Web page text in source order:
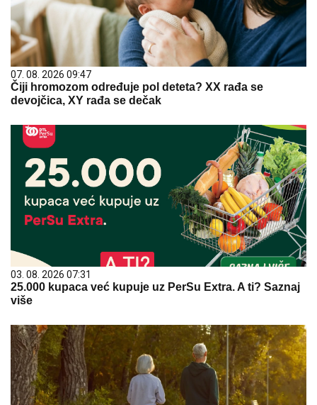
07. 08. 2026 09:47
Čiji hromozom određuje pol deteta? XX rađa se
devojčica, XY rađa se dečak
03. 08. 2026 07:31
25.000 kupaca već kupuje uz PerSu Extra. A ti? Saznaj
više